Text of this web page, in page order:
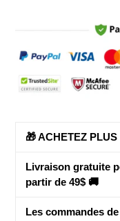
à
panier
🎁 ACHETEZ
Livraison gratuite
partir de 49$ 🚚
Les commandes